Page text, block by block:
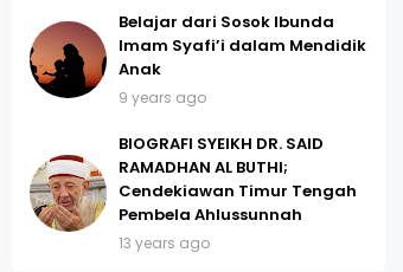
Belajar dari Sosok Ibunda
Imam Syafi’i dalam Mendidik
Anak
9 years ago
BIOGRAFI SYEIKH DR. SAID
RAMADHAN AL BUTHI;
Cendekiawan Timur Tengah
Pembela Ahlussunnah
13 years ago